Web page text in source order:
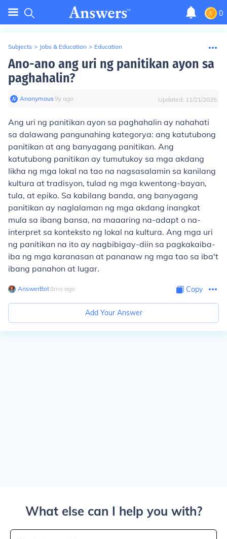
0
Subjects > Jobs & Education > Education
Ano-ano ang uri ng panitikan ayon sa
paghahalin?
Anonymous∙9y ago Updated: 11/21/2025
Ang uri ng panitikan ayon sa paghahalin ay nahahati
sa dalawang pangunahing kategorya: ang katutubong
panitikan at ang banyagang panitikan. Ang
katutubong panitikan ay tumutukoy sa mga akdang
likha ng mga lokal na tao na nagsasalamin sa kanilang
kultura at tradisyon, tulad ng mga kwentong-bayan,
tula, at epiko. Sa kabilang banda, ang banyagang
panitikan ay naglalaman ng mga akdang inangkat
mula sa ibang bansa, na maaaring na-adapt o na-
interpret sa konteksto ng lokal na kultura. Ang mga uri
ng panitikan na ito ay nagbibigay-diin sa pagkakaiba-
iba ng mga karanasan at pananaw ng mga tao sa iba't
ibang panahon at lugar.
AnswerBot∙8mo ago Copy
Add Your Answer
What else can I help you with?